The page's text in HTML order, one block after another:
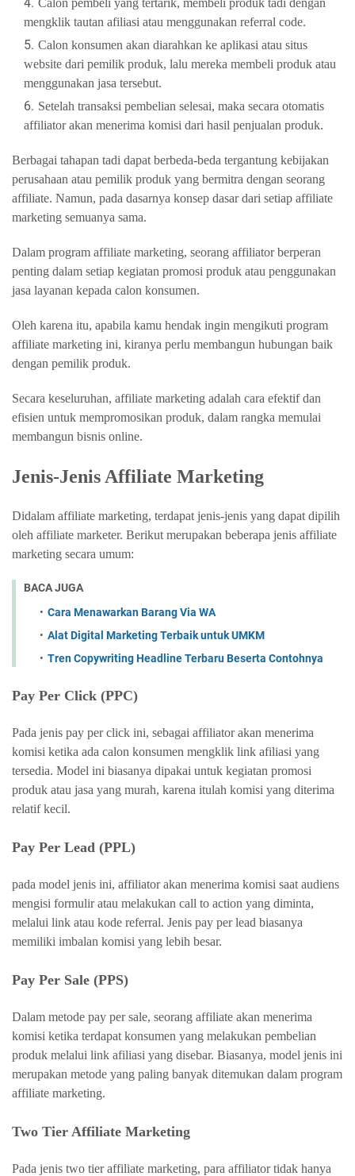
Calon pembeli yang tertarik, membeli produk tadi dengan
mengklik tautan afiliasi atau menggunakan referral code.
Calon konsumen akan diarahkan ke aplikasi atau situs
website dari pemilik produk, lalu mereka membeli produk atau
menggunakan jasa tersebut.
Setelah transaksi pembelian selesai, maka secara otomatis
affiliator akan menerima komisi dari hasil penjualan produk.
Berbagai tahapan tadi dapat berbeda-beda tergantung kebijakan
perusahaan atau pemilik produk yang bermitra dengan seorang
affiliate. Namun, pada dasarnya konsep dasar dari setiap affiliate
marketing semuanya sama.
Dalam program affiliate marketing, seorang affiliator berperan
penting dalam setiap kegiatan promosi produk atau penggunakan
jasa layanan kepada calon konsumen.
Oleh karena itu, apabila kamu hendak ingin mengikuti program
affiliate marketing ini, kiranya perlu membangun hubungan baik
dengan pemilik produk.
Secara keseluruhan, affiliate marketing adalah cara efektif dan
efisien untuk mempromosikan produk, dalam rangka memulai
membangun bisnis online.
Jenis-Jenis Affiliate Marketing
Didalam affiliate marketing, terdapat jenis-jenis yang dapat dipilih
oleh affiliate marketer. Berikut merupakan beberapa jenis affiliate
marketing secara umum:
BACA JUGA
Cara Menawarkan Barang Via WA
Alat Digital Marketing Terbaik untuk UMKM
Tren Copywriting Headline Terbaru Beserta Contohnya
Pay Per Click (PPC)
Pada jenis pay per click ini, sebagai affiliator akan menerima
komisi ketika ada calon konsumen mengklik link afiliasi yang
tersedia. Model ini biasanya dipakai untuk kegiatan promosi
produk atau jasa yang murah, karena itulah komisi yang diterima
relatif kecil.
Pay Per Lead (PPL)
pada model jenis ini, affiliator akan menerima komisi saat audiens
mengisi formulir atau melakukan call to action yang diminta,
melalui link atau kode referral. Jenis pay per lead biasanya
memiliki imbalan komisi yang lebih besar.
Pay Per Sale (PPS)
Dalam metode pay per sale, seorang affiliate akan menerima
komisi ketika terdapat konsumen yang melakukan pembelian
produk melalui link afiliasi yang disebar. Biasanya, model jenis ini
merupakan metode yang paling banyak ditemukan dalam program
affiliate marketing.
Two Tier Affiliate Marketing
Pada jenis two tier affiliate marketing, para affiliator tidak hanya